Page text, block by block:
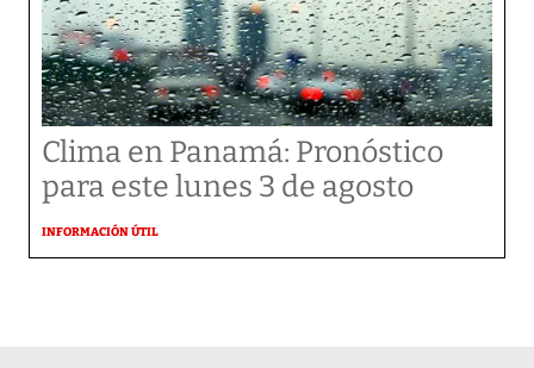
Clima en Panamá: Pronóstico
para este lunes 3 de agosto
INFORMACIÓN ÚTIL